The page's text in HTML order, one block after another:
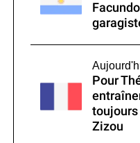
Pour
toujours
Zizou